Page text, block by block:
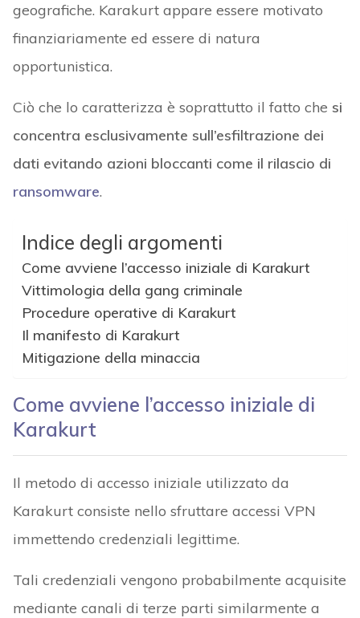
geografiche. Karakurt appare essere motivato
finanziariamente ed essere di natura
opportunistica.
Ciò che lo caratterizza è soprattutto il fatto che si
concentra esclusivamente sull’esfiltrazione dei
dati evitando azioni bloccanti come il rilascio di
ransomware.
Indice degli argomenti
Come avviene l’accesso iniziale di Karakurt
Vittimologia della gang criminale
Procedure operative di Karakurt
Il manifesto di Karakurt
Mitigazione della minaccia
Come avviene l’accesso iniziale di
Karakurt
Il metodo di accesso iniziale utilizzato da
Karakurt consiste nello sfruttare accessi VPN
immettendo credenziali legittime.
Tali credenziali vengono probabilmente acquisite
mediante canali di terze parti similarmente a